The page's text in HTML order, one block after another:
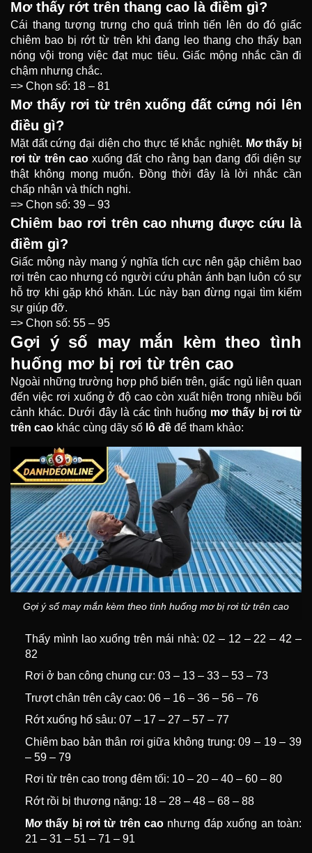
Mơ thấy rớt trên thang cao là điềm gì?
Cái thang tượng trưng cho quá trình tiến lên do đó giấc
chiêm bao bị rớt từ trên khi đang leo thang cho thấy bạn
nóng vội trong việc đạt mục tiêu. Giấc mộng nhắc cần đi
chậm nhưng chắc.
=> Chọn số: 18 – 81
Mơ thấy rơi từ trên xuống đất cứng nói lên
điều gì?
Mặt đất cứng đại diện cho thực tế khắc nghiệt. Mơ thấy bị
rơi từ trên caoxuống đất cho rằng bạn đang đối diện sự
thật không mong muốn. Đồng thời đây là lời nhắc cần
chấp nhận và thích nghi.
=> Chọn số: 39 – 93
Chiêm bao rơi trên cao nhưng được cứu là
điềm gì?
Giấc mộng này mang ý nghĩa tích cực nên gặp chiêm bao
rơi trên cao nhưng có người cứu phản ánh bạn luôn có sự
hỗ trợ khi gặp khó khăn. Lúc này bạn đừng ngại tìm kiếm
sự giúp đỡ.
=> Chọn số: 55 – 95
Gợi ý số may mắn kèm theo tình
huống mơ bị rơi từ trên cao
Ngoài những trường hợp phổ biến trên, giấc ngủ liên quan
đến việc rơi xuống ở độ cao còn xuất hiện trong nhiều bối
cảnh khác. Dưới đây là các tình huống mơ thấy bị rơi từ
trên cao khác cùng dãy số lô đề để tham khảo:
Gợi ý số may mắn kèm theo tình huống mơ bị rơi từ trên cao
Thấy mình lao xuống trên mái nhà: 02 – 12 – 22 – 42 –
82
Rơi ở ban công chung cư: 03 – 13 – 33 – 53 – 73
Trượt chân trên cây cao: 06 – 16 – 36 – 56 – 76
Rớt xuống hố sâu: 07 – 17 – 27 – 57 – 77
Chiêm bao bản thân rơi giữa không trung: 09 – 19 – 39
– 59 – 79
Rơi từ trên cao trong đêm tối: 10 – 20 – 40 – 60 – 80
Rớt rồi bị thương nặng: 18 – 28 – 48 – 68 – 88
Mơ thấy bị rơi từ trên cao nhưng đáp xuống an toàn:
21 – 31 – 51 – 71 – 91